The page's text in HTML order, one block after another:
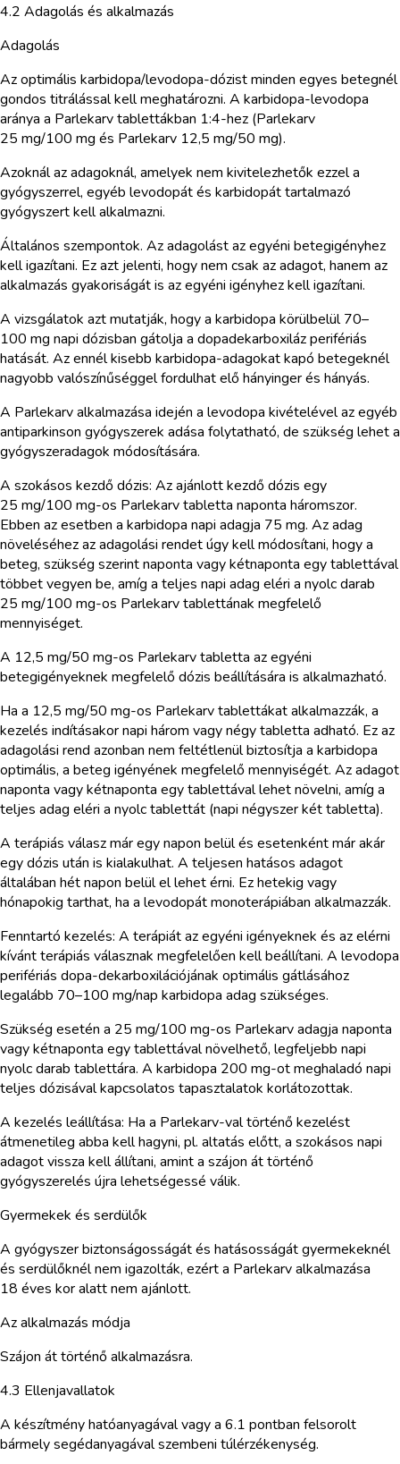
4.2 Adagolás és alkalmazás
Adagolás
Az optimális karbidopa/levodopa-dózist minden egyes betegnél
gondos titrálással kell meghatározni. A karbidopa-levodopa
aránya a Parlekarv tablettákban 1:4-hez (Parlekarv
25 mg/100 mg és Parlekarv 12,5 mg/50 mg).
Azoknál az adagoknál, amelyek nem kivitelezhetők ezzel a
gyógyszerrel, egyéb levodopát és karbidopát tartalmazó
gyógyszert kell alkalmazni.
Általános szempontok. Az adagolást az egyéni betegigényhez
kell igazítani. Ez azt jelenti, hogy nem csak az adagot, hanem az
alkalmazás gyakoriságát is az egyéni igényhez kell igazítani.
A vizsgálatok azt mutatják, hogy a karbidopa körülbelül 70–
100 mg napi dózisban gátolja a dopadekarboxiláz perifériás
hatását. Az ennél kisebb karbidopa-adagokat kapó betegeknél
nagyobb valószínűséggel fordulhat elő hányinger és hányás.
A Parlekarv alkalmazása idején a levodopa kivételével az egyéb
antiparkinson gyógyszerek adása folytatható, de szükség lehet a
gyógyszeradagok módosítására.
A szokásos kezdő dózis: Az ajánlott kezdő dózis egy
25 mg/100 mg-os Parlekarv tabletta naponta háromszor.
Ebben az esetben a karbidopa napi adagja 75 mg. Az adag
növeléséhez az adagolási rendet úgy kell módosítani, hogy a
beteg, szükség szerint naponta vagy kétnaponta egy tablettával
többet vegyen be, amíg a teljes napi adag eléri a nyolc darab
25 mg/100 mg-os Parlekarv tablettának megfelelő
mennyiséget.
A 12,5 mg/50 mg-os Parlekarv tabletta az egyéni
betegigényeknek megfelelő dózis beállítására is alkalmazható.
Ha a 12,5 mg/50 mg-os Parlekarv tablettákat alkalmazzák, a
kezelés indításakor napi három vagy négy tabletta adható. Ez az
adagolási rend azonban nem feltétlenül biztosítja a karbidopa
optimális, a beteg igényének megfelelő mennyiségét. Az adagot
naponta vagy kétnaponta egy tablettával lehet növelni, amíg a
teljes adag eléri a nyolc tablettát (napi négyszer két tabletta).
A terápiás válasz már egy napon belül és esetenként már akár
egy dózis után is kialakulhat. A teljesen hatásos adagot
általában hét napon belül el lehet érni. Ez hetekig vagy
hónapokig tarthat, ha a levodopát monoterápiában alkalmazzák.
Fenntartó kezelés: A terápiát az egyéni igényeknek és az elérni
kívánt terápiás válasznak megfelelően kell beállítani. A levodopa
perifériás dopa-dekarboxilációjának optimális gátlásához
legalább 70–100 mg/nap karbidopa adag szükséges.
Szükség esetén a 25 mg/100 mg-os Parlekarv adagja naponta
vagy kétnaponta egy tablettával növelhető, legfeljebb napi
nyolc darab tablettára. A karbidopa 200 mg-ot meghaladó napi
teljes dózisával kapcsolatos tapasztalatok korlátozottak.
A kezelés leállítása: Ha a Parlekarv-val történő kezelést
átmenetileg abba kell hagyni, pl. altatás előtt, a szokásos napi
adagot vissza kell állítani, amint a szájon át történő
gyógyszerelés újra lehetségessé válik.
Gyermekek és serdülők
A gyógyszer biztonságosságát és hatásosságát gyermekeknél
és serdülőknél nem igazolták, ezért a Parlekarv alkalmazása
18 éves kor alatt nem ajánlott.
Az alkalmazás módja
Szájon át történő alkalmazásra.
4.3 Ellenjavallatok
A készítmény hatóanyagával vagy a 6.1 pontban felsorolt
bármely segédanyagával szembeni túlérzékenység.